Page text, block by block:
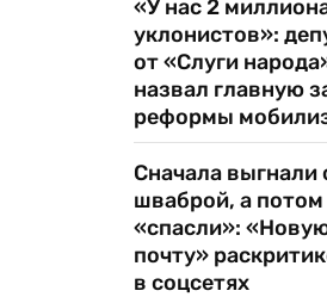
«У нас 2
уклонистов»:
от «Слуги
назвал главную
реформы
Сначала выгнали
шваброй, а потом
«спасли»:
почту»
в соцсетях